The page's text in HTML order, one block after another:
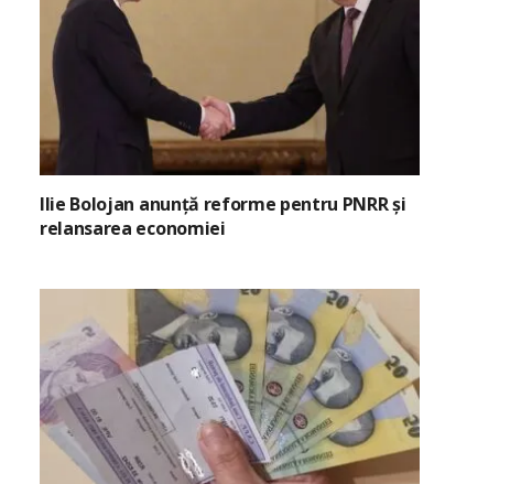
Ilie Bolojan anunță reforme pentru PNRR și
relansarea economiei